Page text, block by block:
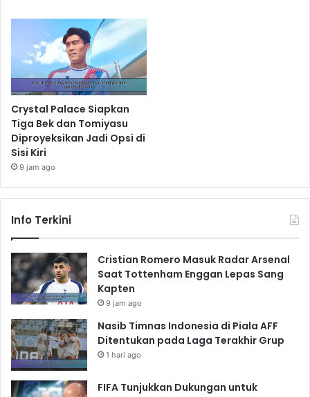
Crystal Palace Siapkan
Tiga Bek dan Tomiyasu
Diproyeksikan Jadi Opsi di
Sisi Kiri
9 jam ago
Info Terkini
Cristian Romero Masuk Radar Arsenal
Saat Tottenham Enggan Lepas Sang
Kapten
9 jam ago
Nasib Timnas Indonesia di Piala AFF
Ditentukan pada Laga Terakhir Grup
1 hari ago
FIFA Tunjukkan Dukungan untuk